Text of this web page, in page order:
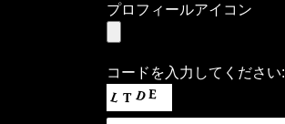
プロフィールアイコン
コードを入力してください: